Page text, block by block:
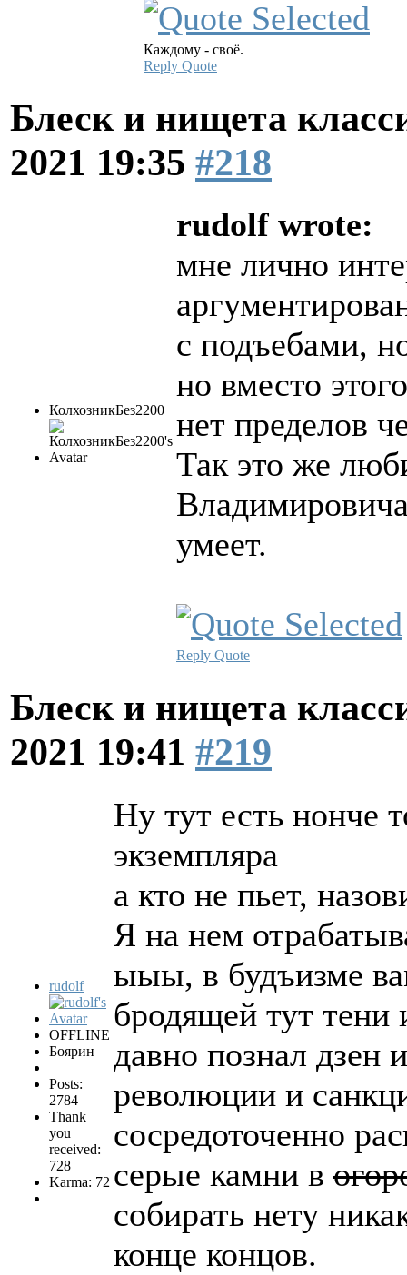
Каждому - своё.
Reply Quote
Блеск и нищета
2021 19:35 #218
КолхозникБез2200
rudolf wrote:
мне лично
с подъебами,
но вместо
нет пределов
Так это же
умеет.
Reply Quote
Блеск и нищета
2021 19:41 #219
rudolf
OFFLINE
Боярин
Posts:
2784
Thank
you
received:
728
Karma: 72
Ну тут есть нонче
экземпляра
а кто не пьет,
Я на нем
ыыы, в будъизме
бродящей тут тени
давно познал дзен
революции и
сосредоточенно
серые камни в
собирать нету
конце концов.